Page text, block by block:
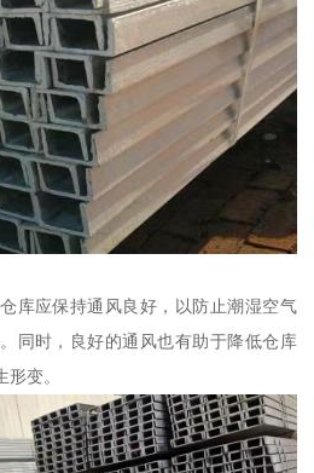
库应保持通风良好，以防止潮湿空气
同时，良好的通风也有助于降低仓库
变。